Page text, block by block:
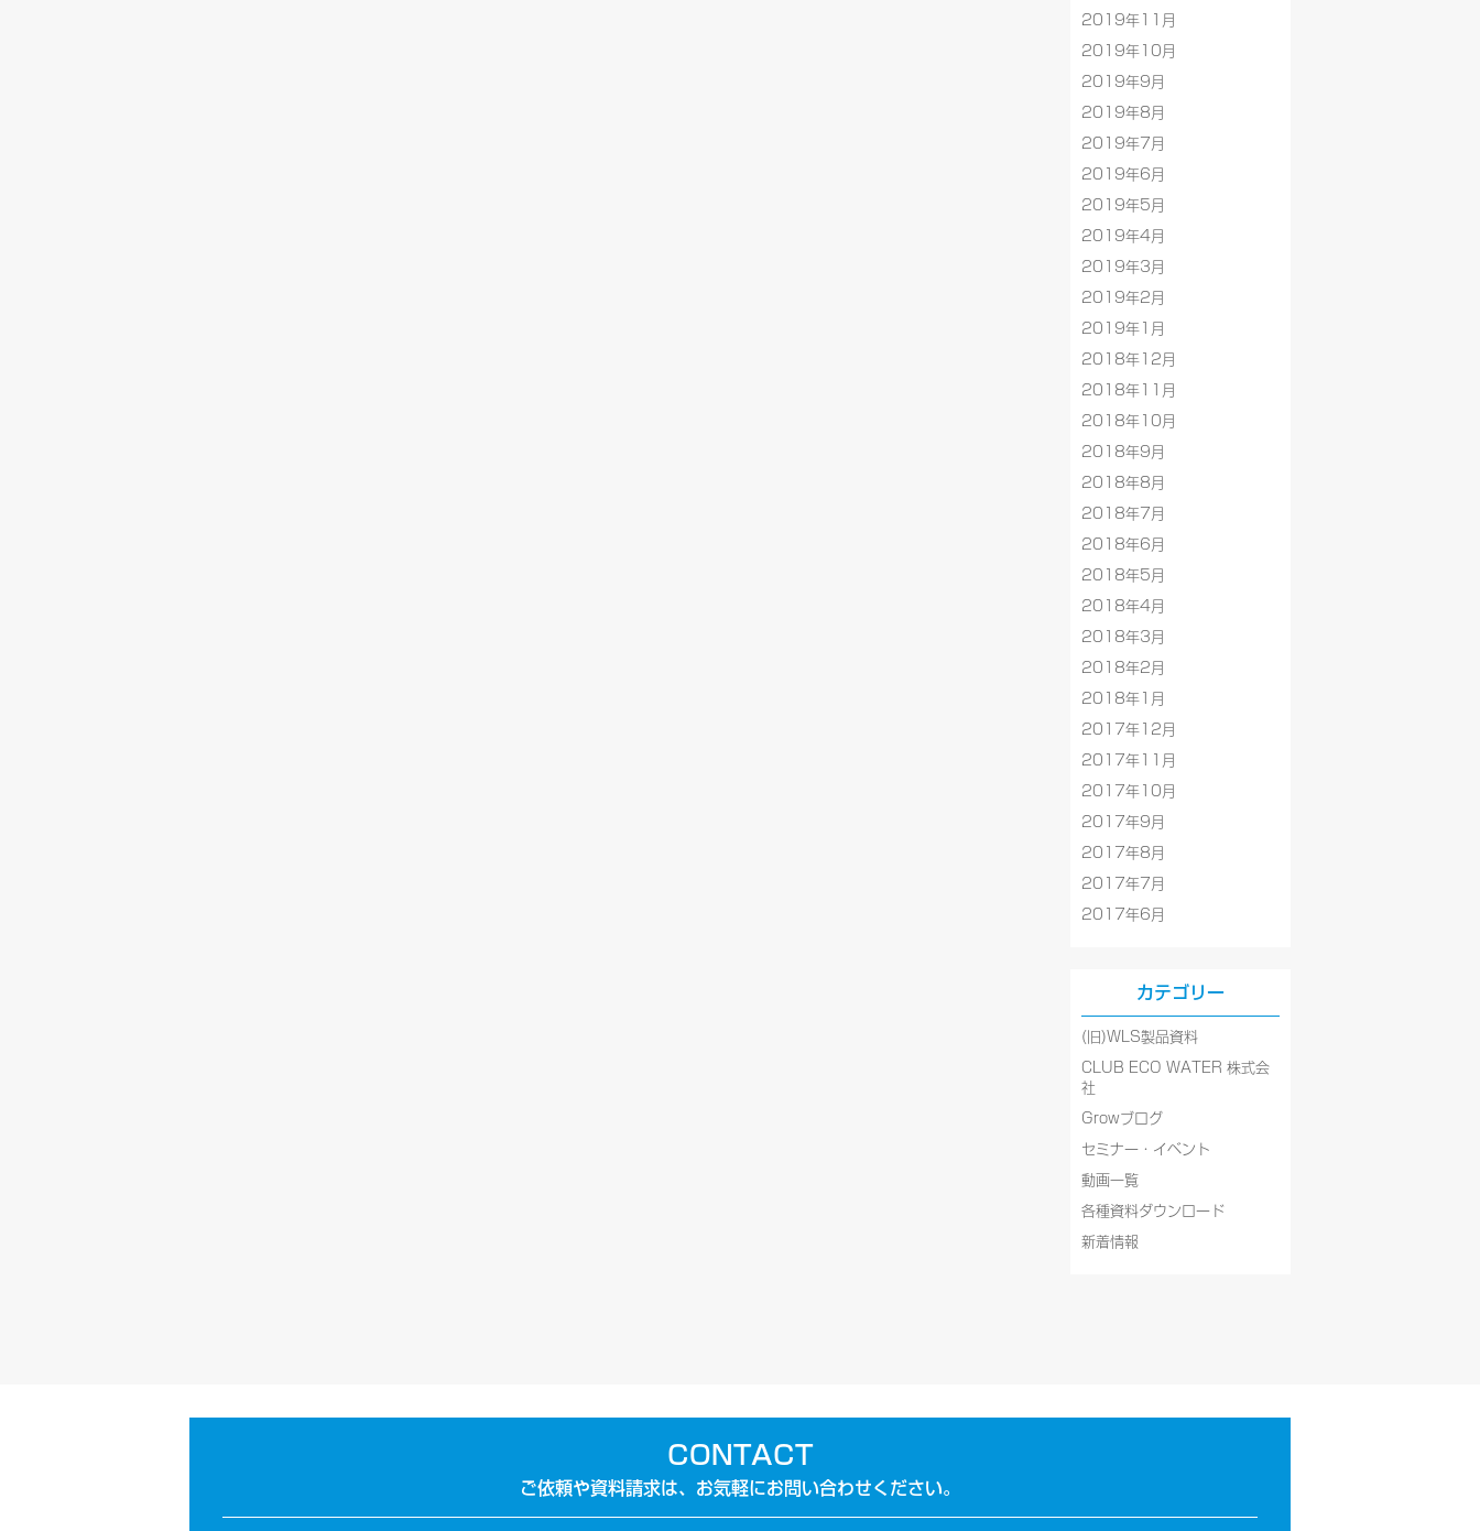
2019年11月
2019年10月
2019年9月
2019年8月
2019年7月
2019年6月
2019年5月
2019年4月
2019年3月
2019年2月
2019年1月
2018年12月
2018年11月
2018年10月
2018年9月
2018年8月
2018年7月
2018年6月
2018年5月
2018年4月
2018年3月
2018年2月
2018年1月
2017年12月
2017年11月
2017年10月
2017年9月
2017年8月
2017年7月
2017年6月
カテゴリー
(旧)WLS製品資料
CLUB ECO WATER 株式会
社
Growブログ
セミナー・イベント
動画一覧
各種資料ダウンロード
新着情報
CONTACT
ご依頼や資料請求は、お気軽にお問い合わせください。